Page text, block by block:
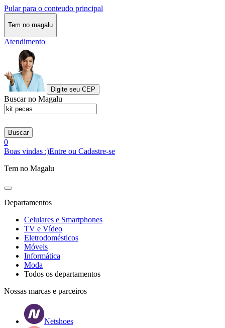
Pular para o conteudo principal
Tem no magalu
Atendimento
Digite seu CEP
Buscar no Magalu
Buscar
0
Boas vindas :)Entre ou Cadastre-se
Tem no Magalu
Departamentos
Celulares e Smartphones
TV e Vídeo
Eletrodomésticos
Móveis
Informática
Moda
Todos os departamentos
Nossas marcas e parceiros
Netshoes